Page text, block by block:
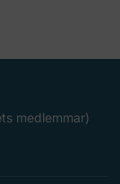
medlemmar)